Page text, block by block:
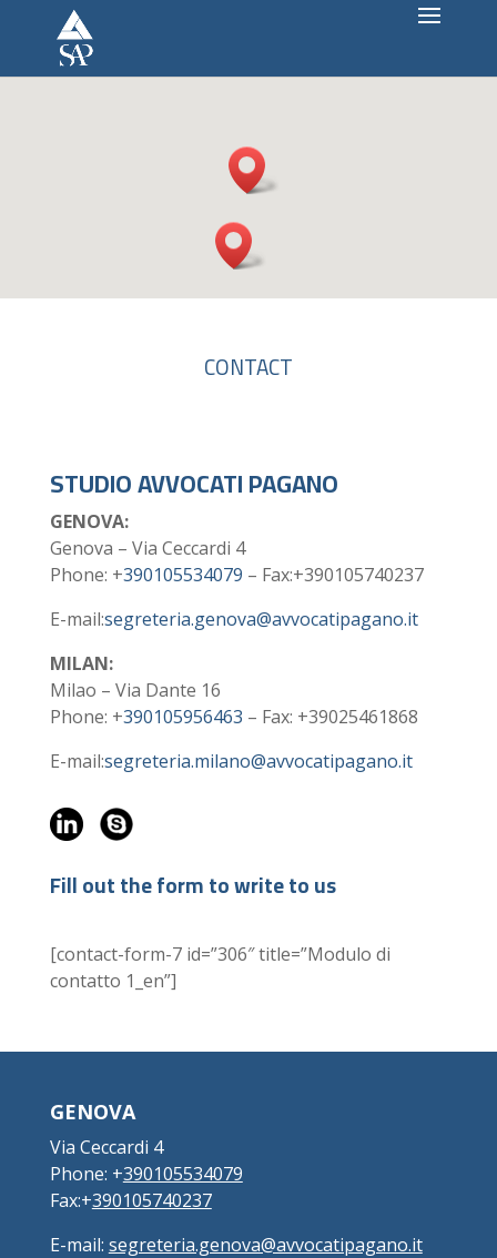
CONTACT
STUDIO AVVOCATI PAGANO
GENOVA:
Genova – Via Ceccardi 4
Phone: +390105534079 – Fax:+390105740237
E-mail:segreteria.genova@avvocatipagano.it
MILAN:
Milao – Via Dante 16
Phone: +390105956463 – Fax: +39025461868
E-mail:segreteria.milano@avvocatipagano.it
Fill out the form to write to us
[contact-form-7 id=”306″ title=”Modulo di
contatto 1_en”]
GENOVA
Via Ceccardi 4
Phone: +390105534079
Fax:+390105740237
E-mail: segreteria.genova@avvocatipagano.it